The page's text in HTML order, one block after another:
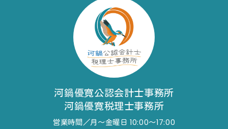
河鍋優寛公認会計士事務所
河鍋優寛税理士事務所
営業時間／月～金曜日 10:00～17:00